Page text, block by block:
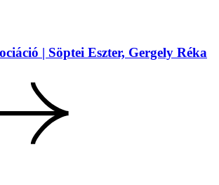
| Söptei Eszter, Gergely Réka